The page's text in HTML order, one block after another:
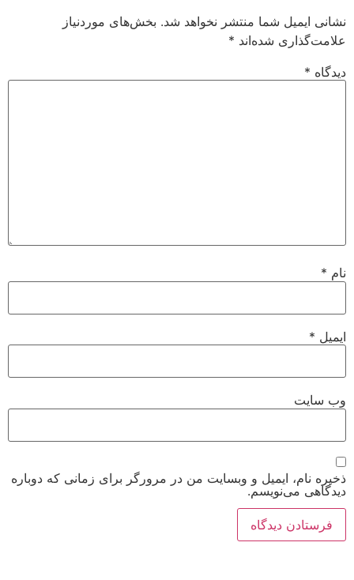
نشانی ایمیل شما منتشر نخواهد شد. بخش‌های موردنیاز
علامت‌گذاری شده‌اند *
دیدگاه *
نام *
ایمیل *
وب‌ سایت
ذخیره نام، ایمیل و وبسایت من در مرورگر برای زمانی که دوباره
دیدگاهی می‌نویسم.